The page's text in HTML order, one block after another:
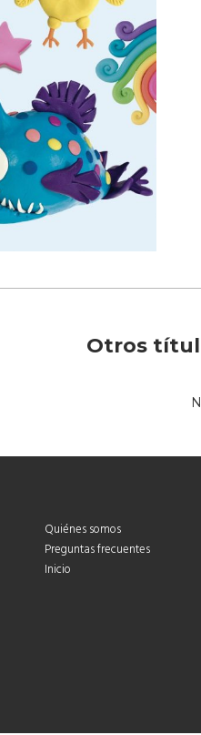
Otros
Quiénes somos
Preguntas frecuentes
Inicio